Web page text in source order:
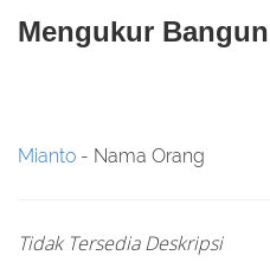
Mengukur
Mianto - Nama Orang
Tidak Tersedia Deskripsi